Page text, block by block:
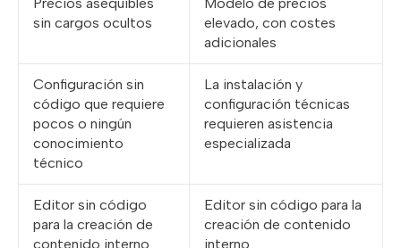
sin cargos ocultos
elevado, con costes
adicionales
Configuración sin
código que requiere
pocos o ningún
conocimiento
técnico
La instalación y
configuración técnicas
requieren asistencia
especializada
Editor sin código
para la creación de
contenido interno
Editor sin código para la
creación de contenido
interno